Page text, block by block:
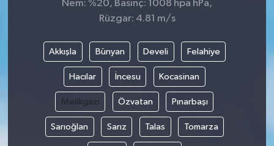
Nem: %20, Basınç: 1008 hpa hPa,
Rüzgar: 4.81 m/s
Akkışla Bünyan Develi Felahiye
Hacılar İncesu Kocasinan
Melikgazi Özvatan Pınarbaşı
Sarıoğlan Sarız Talas Tomarza